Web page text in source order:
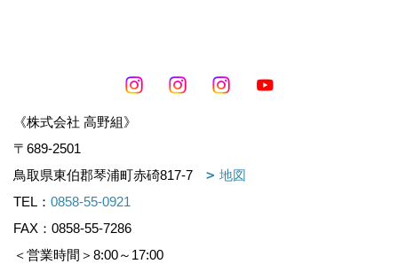
《株式会社 高野組》
〒689-2501
鳥取県東伯郡琴浦町赤碕817-7
地図
TEL： 0858-55-0921
FAX：0858-55-7286
＜営業時間＞8:00～17:00